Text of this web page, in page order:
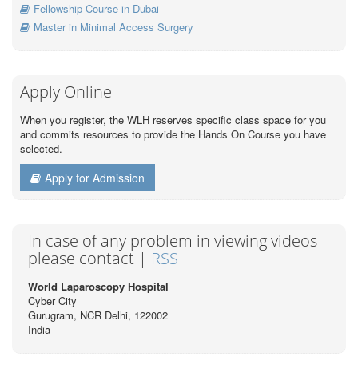
Fellowship Course in Dubai
Master in Minimal Access Surgery
Apply Online
When you register, the WLH reserves specific class space for you
and commits resources to provide the Hands On Course you have
selected.
Apply for Admission
In case of any problem in viewing videos
please contact | RSS
World Laparoscopy Hospital
Cyber City
Gurugram, NCR Delhi, 122002
India